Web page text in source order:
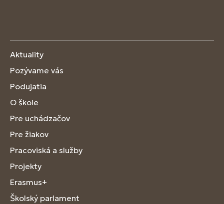
Aktuality
Pozývame vás
Podujatia
O škole
Pre uchádzačov
Pre žiakov
Pracoviská a služby
Projekty
Erasmus+
Školský parlament